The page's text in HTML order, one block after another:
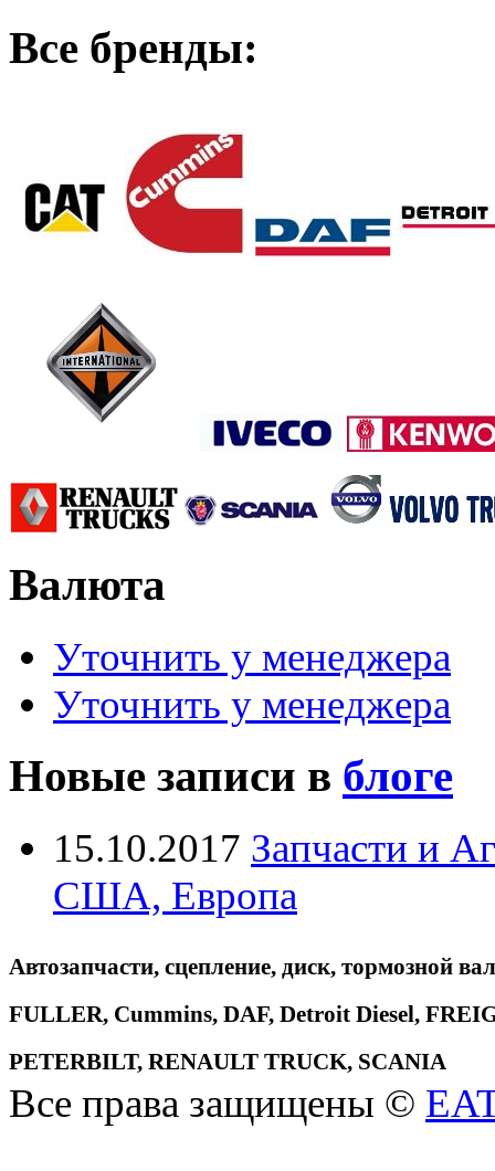
Все бренды:
Валюта
Уточнить у менеджера
Уточнить у менеджера
Новые записи в блоге
15.10.2017 Запчасти и
США, Европа
Автозапчасти, сцепление, диск, тормозной
FULLER, Cummins, DAF, Detroit Diesel,
PETERBILT, RENAULT TRUCK, SCANIA
Все права защищены ©